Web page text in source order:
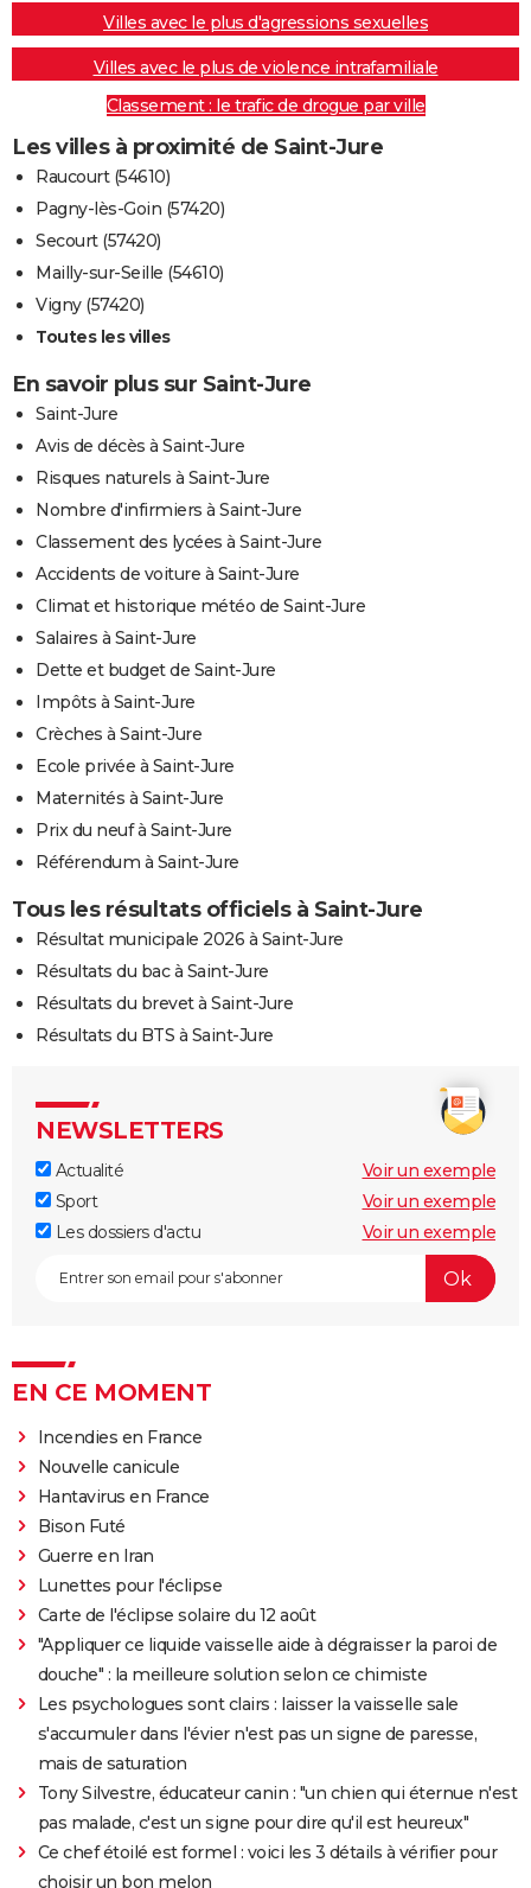
Villes avec le plus d'agressions sexuelles
Villes avec le plus de violence intrafamiliale
Classement : le trafic de drogue par ville
Les villes à proximité de Saint-Jure
Raucourt (54610)
Pagny-lès-Goin (57420)
Secourt (57420)
Mailly-sur-Seille (54610)
Vigny (57420)
Toutes les villes
En savoir plus sur Saint-Jure
Saint-Jure
Avis de décès à Saint-Jure
Risques naturels à Saint-Jure
Nombre d'infirmiers à Saint-Jure
Classement des lycées à Saint-Jure
Accidents de voiture à Saint-Jure
Climat et historique météo de Saint-Jure
Salaires à Saint-Jure
Dette et budget de Saint-Jure
Impôts à Saint-Jure
Crèches à Saint-Jure
Ecole privée à Saint-Jure
Maternités à Saint-Jure
Prix du neuf à Saint-Jure
Référendum à Saint-Jure
Tous les résultats officiels à Saint-Jure
Résultat municipale 2026 à Saint-Jure
Résultats du bac à Saint-Jure
Résultats du brevet à Saint-Jure
Résultats du BTS à Saint-Jure
NEWSLETTERS
Actualité
Voir un exemple
Sport
Voir un exemple
Les dossiers d'actu
Voir un exemple
EN CE MOMENT
Incendies en France
Nouvelle canicule
Hantavirus en France
Bison Futé
Guerre en Iran
Lunettes pour l'éclipse
Carte de l'éclipse solaire du 12 août
"Appliquer ce liquide vaisselle aide à dégraisser la paroi de
douche" : la meilleure solution selon ce chimiste
Les psychologues sont clairs : laisser la vaisselle sale
s'accumuler dans l'évier n'est pas un signe de paresse,
mais de saturation
Tony Silvestre, éducateur canin : "un chien qui éternue n'est
pas malade, c'est un signe pour dire qu'il est heureux"
Ce chef étoilé est formel : voici les 3 détails à vérifier pour
choisir un bon melon